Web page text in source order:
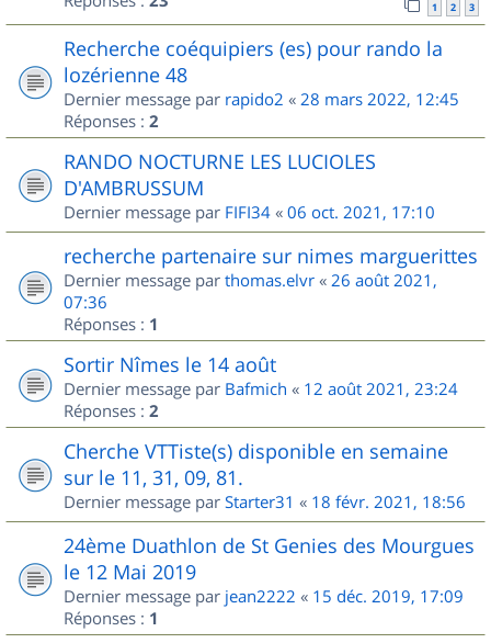
1 2 3
Recherche coéquipiers (es) pour rando la
lozérienne 48
Dernier message par rapido2 « 28 mars 2022, 12:45
Réponses : 2
RANDO NOCTURNE LES LUCIOLES
D'AMBRUSSUM
Dernier message par FIFI34 « 06 oct. 2021, 17:10
recherche partenaire sur nimes marguerittes
Dernier message par thomas.elvr « 26 août 2021,
07:36
Réponses : 1
Sortir Nîmes le 14 août
Dernier message par Bafmich « 12 août 2021, 23:24
Réponses : 2
Cherche VTTiste(s) disponible en semaine
sur le 11, 31, 09, 81.
Dernier message par Starter31 « 18 févr. 2021, 18:56
24ème Duathlon de St Genies des Mourgues
le 12 Mai 2019
Dernier message par jean2222 « 15 déc. 2019, 17:09
Réponses : 1